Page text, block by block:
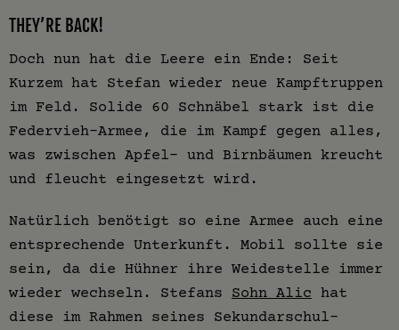
THEY’RE BACK!
Doch nun hat die Leere ein Ende: Seit
Kurzem hat Stefan wieder neue Kampftruppen
im Feld. Solide 60 Schnäbel stark ist die
Federvieh-Armee, die im Kampf gegen alles,
was zwischen Apfel- und Birnbäumen kreucht
und fleucht eingesetzt wird.
Natürlich benötigt so eine Armee auch eine
entsprechende Unterkunft. Mobil sollte sie
sein, da die Hühner ihre Weidestelle immer
wieder wechseln. Stefans Sohn Alic hat
diese im Rahmen seines Sekundarschul-